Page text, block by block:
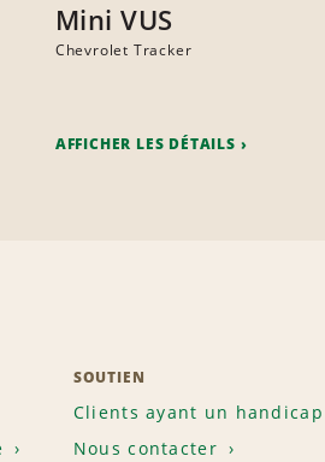
Mini VUS
Chevrolet Tracker
AFFICHER LES DÉTAILS
SOUTIEN
Clients ayant un handicap
Nous contacter